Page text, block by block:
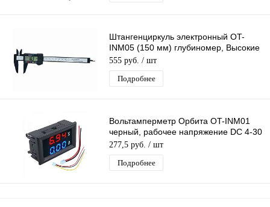
Штангенциркуль электронный OT-
INM05 (150 мм) глубиномер, Высокие
показатели точности
555 руб. / шт
Подробнее
Вольтамперметр Орбита OT-INM01
черный, рабочее напряжение DC 4-30
В, дисплей
277,5 руб. / шт
Подробнее